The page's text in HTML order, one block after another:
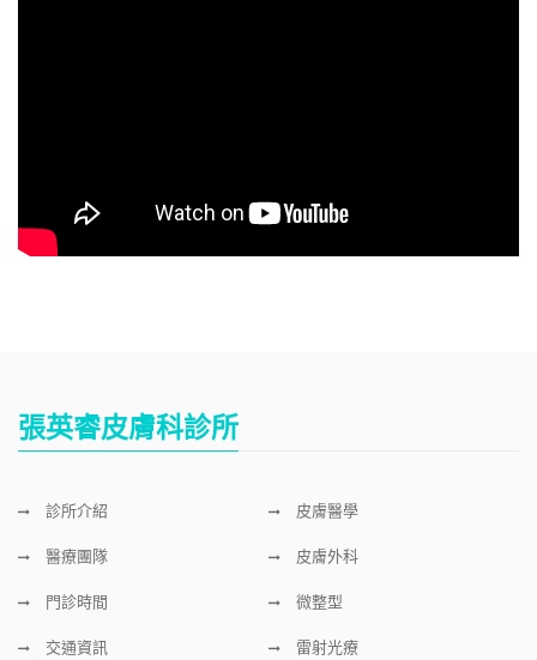
張英睿皮膚科診所
診所介紹 皮膚醫學
醫療團隊 皮膚外科
門診時間 微整型
交通資訊 雷射光療